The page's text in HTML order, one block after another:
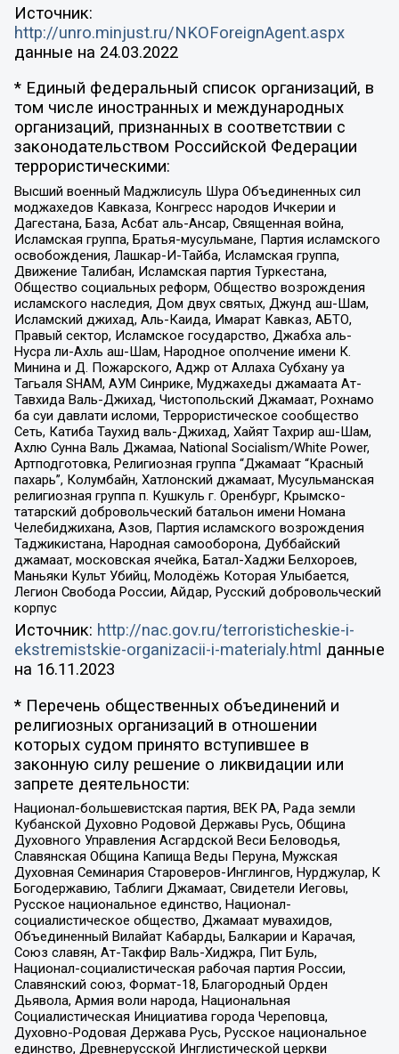
Источник:
http://unro.minjust.ru/NKOForeignAgent.aspx
данные на 24.03.2022
* Единый федеральный список организаций, в
том числе иностранных и международных
организаций, признанных в соответствии с
законодательством Российской Федерации
террористическими:
Высший военный Маджлисуль Шура Объединенных сил
моджахедов Кавказа, Конгресс народов Ичкерии и
Дагестана, База, Асбат аль-Ансар, Священная война,
Исламская группа, Братья-мусульмане, Партия исламского
освобождения, Лашкар-И-Тайба, Исламская группа,
Движение Талибан, Исламская партия Туркестана,
Общество социальных реформ, Общество возрождения
исламского наследия, Дом двух святых, Джунд аш-Шам,
Исламский джихад, Аль-Каида, Имарат Кавказ, АБТО,
Правый сектор, Исламское государство, Джабха аль-
Нусра ли-Ахль аш-Шам, Народное ополчение имени К.
Минина и Д. Пожарского, Аджр от Аллаха Субхану уа
Тагьаля SHAM, АУМ Синрике, Муджахеды джамаата Ат-
Тавхида Валь-Джихад, Чистопольский Джамаат, Рохнамо
ба суи давлати исломи, Террористическое сообщество
Сеть, Катиба Таухид валь-Джихад, Хайят Тахрир аш-Шам,
Ахлю Сунна Валь Джамаа, National Socialism/White Power,
Артподготовка, Религиозная группа “Джамаат “Красный
пахарь”, Колумбайн, Хатлонский джамаат, Мусульманская
религиозная группа п. Кушкуль г. Оренбург, Крымско-
татарский добровольческий батальон имени Номана
Челебиджихана, Азов, Партия исламского возрождения
Таджикистана, Народная самооборона, Дуббайский
джамаат, московская ячейка, Батал-Хаджи Белхороев,
Маньяки Культ Убийц, Молодёжь Которая Улыбается,
Легион Свобода России, Айдар, Русский добровольческий
корпус
Источник: http://nac.gov.ru/terroristicheskie-i-
ekstremistskie-organizacii-i-materialy.html данные
на 16.11.2023
* Перечень общественных объединений и
религиозных организаций в отношении
которых судом принято вступившее в
законную силу решение о ликвидации или
запрете деятельности:
Национал-большевистская партия, ВЕК РА, Рада земли
Кубанской Духовно Родовой Державы Русь, Община
Духовного Управления Асгардской Веси Беловодья,
Славянская Община Капища Веды Перуна, Мужская
Духовная Семинария Староверов-Инглингов, Нурджулар, К
Богодержавию, Таблиги Джамаат, Свидетели Иеговы,
Русское национальное единство, Национал-
социалистическое общество, Джамаат мувахидов,
Объединенный Вилайат Кабарды, Балкарии и Карачая,
Союз славян, Ат-Такфир Валь-Хиджра, Пит Буль,
Национал-социалистическая рабочая партия России,
Славянский союз, Формат-18, Благородный Орден
Дьявола, Армия воли народа, Национальная
Социалистическая Инициатива города Череповца,
Духовно-Родовая Держава Русь, Русское национальное
единство, Древнерусской Инглистической церкви